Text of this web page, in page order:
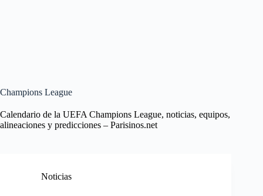
Champions League
Calendario de la UEFA Champions League, noticias, equipos,
alineaciones y predicciones – Parisinos.net
Noticias